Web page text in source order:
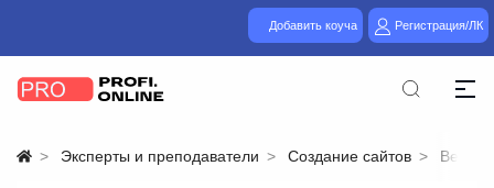
Добавить коуча Регистрация/ЛК
Эксперты и преподаватели Создание сайтов Веб-